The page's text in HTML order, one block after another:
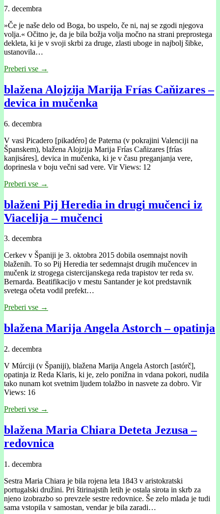
7. decembra
»Če je naše delo od Boga, bo uspelo, če ni, naj se zgodi njegova
volja.« Očitno je, da je bila božja volja močno na strani preprostega
dekleta, ki je v svoji skrbi za druge, zlasti uboge in najbolj šibke,
ustanovila…
Preberi vse →
blažena Alojzĳa Marĳa Frías Caňizares –
devica in mučenka
6. decembra
V vasi Picadero [pikadéro] de Paterna (v pokrajini Valencĳi na
Španskem), blažena Alojzĳa Marĳa Frías Caňizares [frías
kanjisáres], devica in mučenka, ki je v času preganjanja vere,
doprinesla v boju večni sad vere. Vir Views: 12
Preberi vse →
blaženi Pij Heredia in drugi mučenci iz
Viacelija – mučenci
3. decembra
Cerkev v Španiji je 3. oktobra 2015 dobila osemnajst novih
blaženih. To so Pij Heredia ter sedemnajst drugih mučencev in
mučenk iz strogega cistercijanskega reda trapistov ter reda sv.
Bernarda. Beatifikacijo v mestu Santander je kot predstavnik
svetega očeta vodil prefekt…
Preberi vse →
blažena Marija Angela Astorch – opatinja
2. decembra
V Múrciji (v Španiji), blažena Marija Angela Astorch [astórč],
opatinja iz Reda Klaris, ki je, zelo ponižna in vdana pokori, nudila
tako nunam kot svetnim ljudem tolažbo in nasvete za dobro. Vir
Views: 16
Preberi vse →
blažena Maria Chiara Deteta Jezusa –
redovnica
1. decembra
Sestra Maria Chiara je bila rojena leta 1843 v aristokratski
portugalski družini. Pri štirinajstih letih je ostala sirota in skrb za
njeno izobrazbo so prevzele sestre redovnice. Še zelo mlada je tudi
sama vstopila v samostan, vendar je bila zaradi…